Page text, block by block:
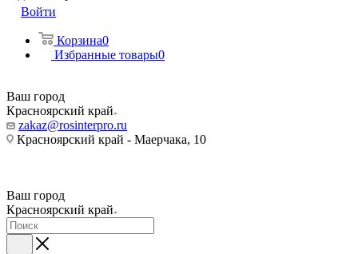
Войти
Корзина0
Избранные товары0
Ваш город
Красноярский край
zakaz@rosinterpro.ru
Красноярский край - Маерчака, 10
Ваш город
Красноярский край